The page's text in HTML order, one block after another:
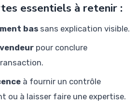
essentiels à retenir :
bas sans explication visible.
pour conclure
à fournir un contrôle
ou à laisser faire une expertise.